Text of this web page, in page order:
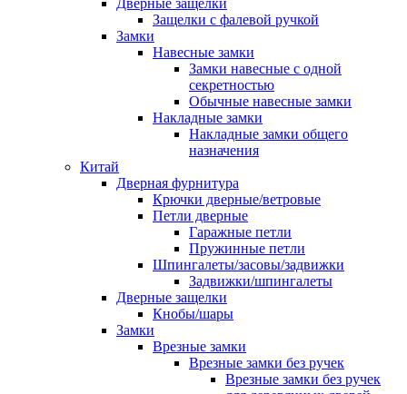
Дверные защелки
Защелки с фалевой ручкой
Замки
Навесные замки
Замки навесные с одной
секретностью
Обычные навесные замки
Накладные замки
Накладные замки общего
назначения
Китай
Дверная фурнитура
Крючки дверные/ветровые
Петли дверные
Гаражные петли
Пружинные петли
Шпингалеты/засовы/задвижки
Задвижки/шпингалеты
Дверные защелки
Кнобы/шары
Замки
Врезные замки
Врезные замки без ручек
Врезные замки без ручек